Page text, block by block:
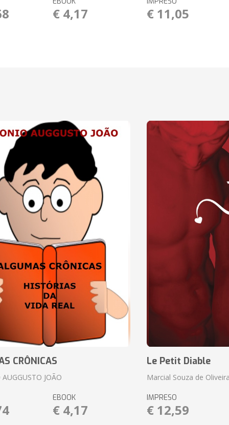
€ 4,17 € 11,05
CRÔNICAS
JOÃO
EBOOK
€ 4,17
Le Petit Diable
Marcial Souza de
IMPRESO
€ 12,59